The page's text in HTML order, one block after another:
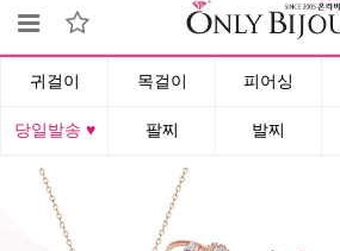
귀걸이 목걸이 피어싱
당일발송 ♥ 팔찌 발찌